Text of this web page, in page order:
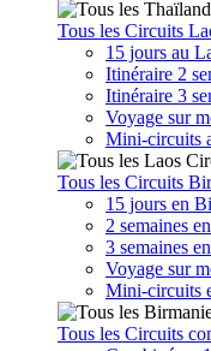
Tous les Circuits
15 jours au
Itinéraire 2
Itinéraire 3
Voyage sur
Mini-circuits
Tous les Circuits
15 jours en
2 semaines
3 semaines
Voyage sur
Mini-circuits
Tous les Circuits